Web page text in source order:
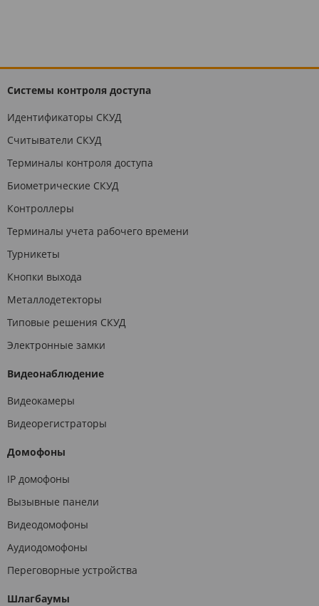
Системы контроля доступа
Идентификаторы СКУД
Считыватели СКУД
Терминалы контроля доступа
Биометрические СКУД
Контроллеры
Терминалы учета рабочего времени
Турникеты
Кнопки выхода
Металлодетекторы
Типовые решения СКУД
Электронные замки
Видеонаблюдение
Видеокамеры
Видеорегистраторы
Домофоны
IP домофоны
Вызывные панели
Видеодомофоны
Аудиодомофоны
Переговорные устройства
Шлагбаумы